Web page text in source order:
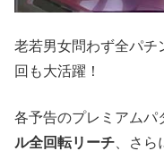
老若男女問わず全パチ
回も大活躍！
各予告のプレミアムパ
ル全回転リーチ 、さら